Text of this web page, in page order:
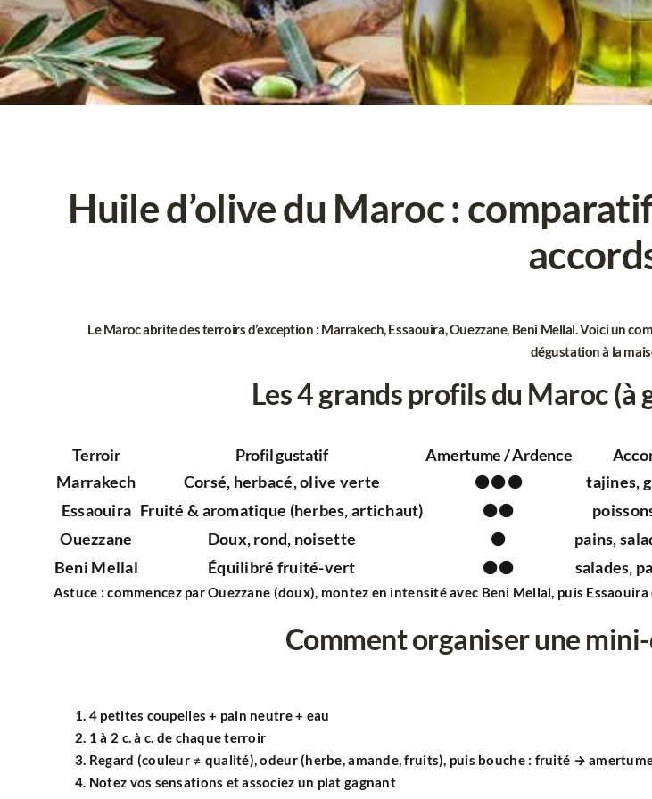
Huile d’olive du Maroc :
Le Maroc abrite des terroirs d’exception : Marrakech,Essaouira,Ouezzane, Beni Mellal. Voici un
dégustation à la
Les 4 grands profils du Maroc (à
Terroir Profil gustatif Amertume / Ardence
Marrakech
Corsé, herbacé, olive verte ⚫⚫⚫ tajines,
Essaouira Fruité & aromatique (herbes, artichaut) ⚫⚫
Ouezzane
Doux, rond, noisette ⚫ pains,
Beni Mellal
Équilibré fruité-vert ⚫⚫ salades,
Astuce : commencez parOuezzane (doux), montez en intensité avec Beni Mellal, puis Essaouira
Comment organiser une
4 petites coupelles + pain neutre + eau
1 à 2 c. à c. de chaque terroir
Regard (couleur ≠ qualité), odeur (herbe, amande, fruits), puis bouche : fruité →
Notez vos sensations etassociez un plat gagnant